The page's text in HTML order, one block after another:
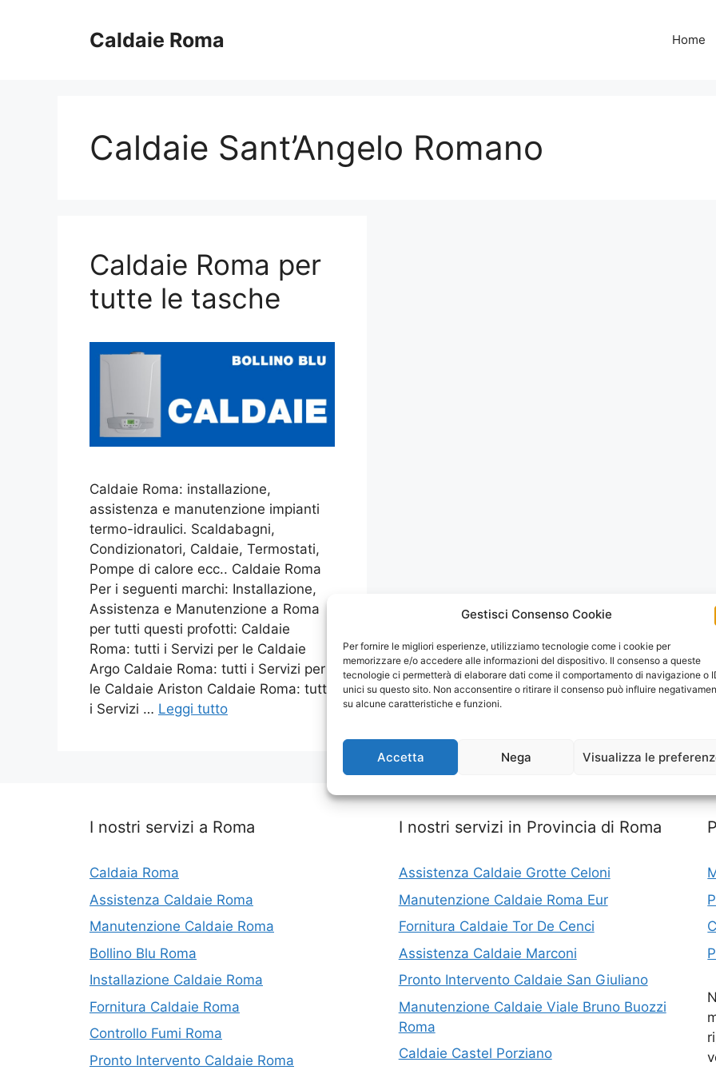
Gestisci Consenso Cookie
Per fornire le migliori esperienze, utilizziamo tecnologie come i cookie per
memorizzare e/o accedere alle informazioni del dispositivo. Il consenso a queste
tecnologie ci permetterà di elaborare dati come il comportamento di navigazione o
unici su questo sito. Non acconsentire o ritirare il consenso può influire
su alcune caratteristiche e funzioni.
Accetta Nega Visualizza le
Caldaie Roma Home
Caldaie Sant’Angelo Romano
Caldaie Roma per
tutte le tasche
Caldaie Roma: installazione,
assistenza e manutenzione impianti
termo-idraulici. Scaldabagni,
Condizionatori, Caldaie, Termostati,
Pompe di calore ecc.. Caldaie Roma
Per i seguenti marchi: Installazione,
Assistenza e Manutenzione a Roma
per tutti questi profotti: Caldaie
Roma: tutti i Servizi per le Caldaie
Argo Caldaie Roma: tutti i Servizi per
le Caldaie Ariston Caldaie Roma: tutti
i Servizi … Leggi tutto
I nostri servizi a Roma
Caldaia Roma
Assistenza Caldaie Roma
Manutenzione Caldaie Roma
Bollino Blu Roma
Installazione Caldaie Roma
Fornitura Caldaie Roma
Controllo Fumi Roma
Pronto Intervento Caldaie Roma
I nostri servizi in Provincia di Roma
Assistenza Caldaie Grotte Celoni
Manutenzione Caldaie Roma Eur
Fornitura Caldaie Tor De Cenci
Assistenza Caldaie Marconi
Pronto Intervento Caldaie San Giuliano
Manutenzione Caldaie Viale Bruno Buozzi
Roma
Caldaie Castel Porziano